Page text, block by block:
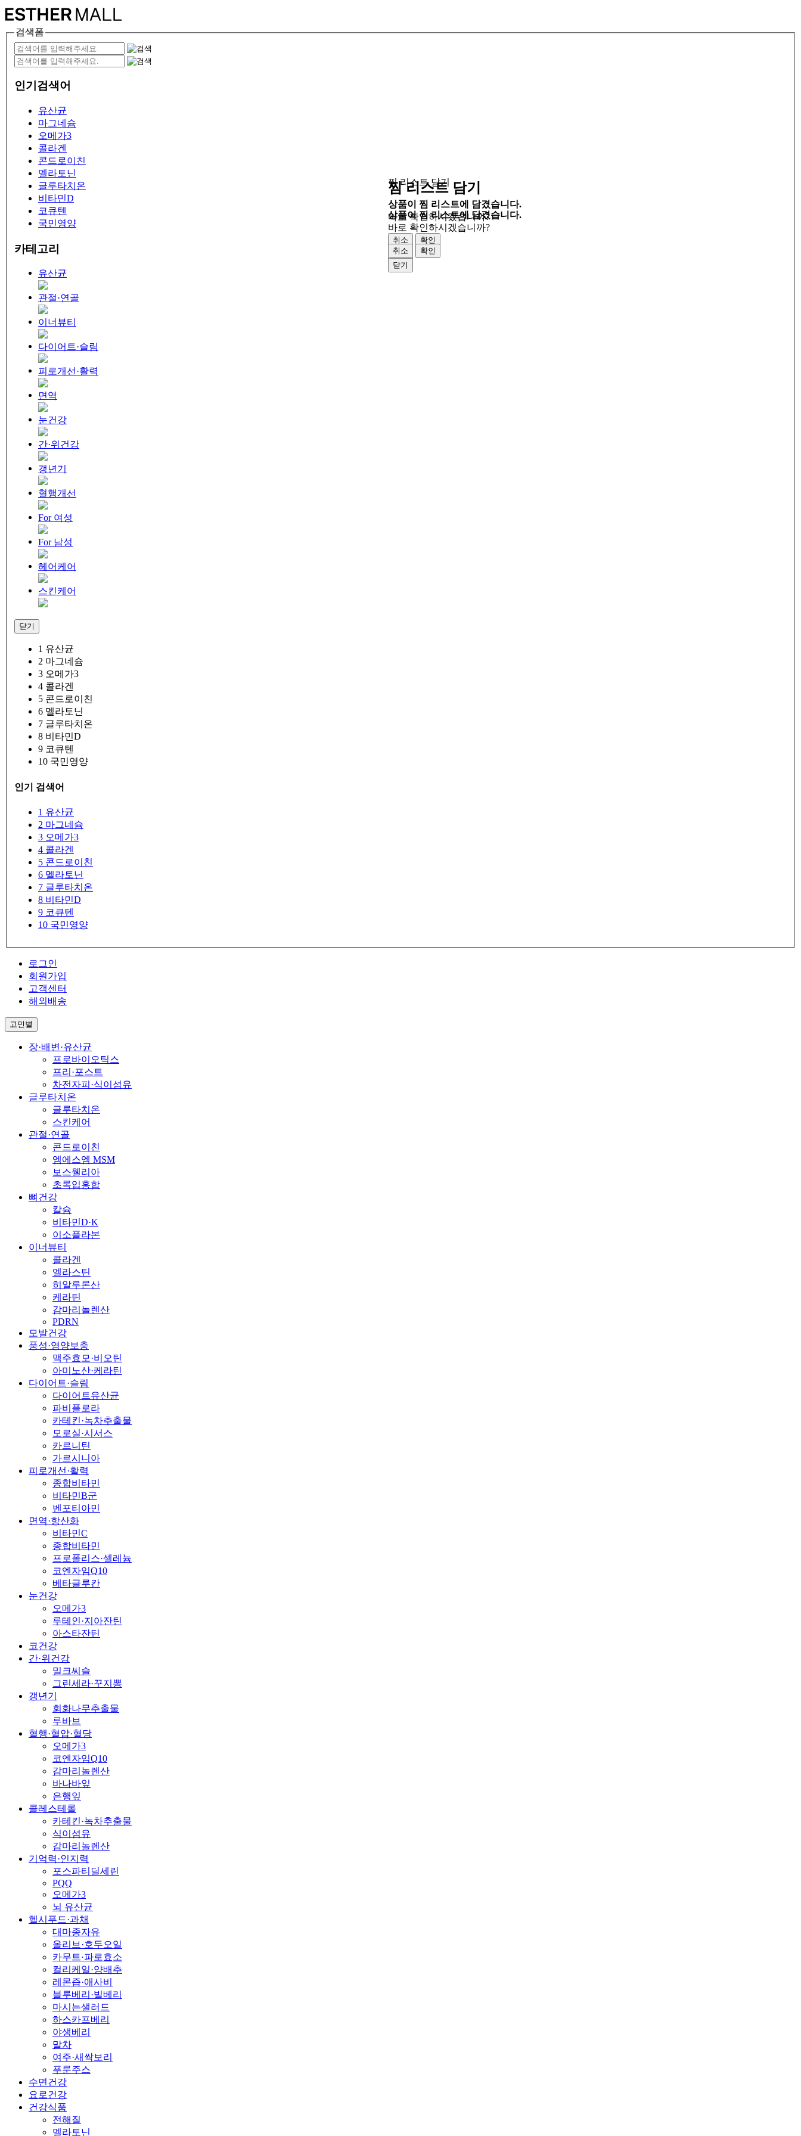
검색폼
인기검색어
유산균
마그네슘
오메가3
콜라겐
콘드로이친
멜라토닌
글루타치온
비타민D
코큐텐
국민영양
카테고리
유산균
관절·연골
이너뷰티
다이어트·슬림
피로개선·활력
면역
눈건강
간·위건강
갱년기
혈행개선
For 여성
For 남성
헤어케어
스킨케어
닫기
1 유산균
2 마그네슘
3 오메가3
4 콜라겐
5 콘드로이친
6 멜라토닌
7 글루타치온
8 비타민D
9 코큐텐
10 국민영양
인기 검색어
1 유산균
2 마그네슘
3 오메가3
4 콜라겐
5 콘드로이친
6 멜라토닌
7 글루타치온
8 비타민D
9 코큐텐
10 국민영양
로그인
회원가입
고객센터
해외배송
고민별
장·배변·유산균
프로바이오틱스
프리·포스트
차전자피·식이섬유
글루타치온
글루타치온
스킨케어
관절·연골
콘드로이친
엠에스엠 MSM
보스웰리아
초록입홍합
뼈건강
칼슘
비타민D·K
이소플라본
이너뷰티
콜라겐
엘라스틴
히알루론산
케라틴
감마리놀렌산
PDRN
모발건강
풍성·영양보충
맥주효모·비오틴
아미노산·케라틴
다이어트·슬림
다이어트유산균
파비플로라
카테킨·녹차추출물
모로실·시서스
카르니틴
가르시니아
피로개선·활력
종합비타민
비타민B군
벤포티아민
면역·항산화
비타민C
종합비타민
프로폴리스·셀레늄
코엔자임Q10
베타글루칸
눈건강
오메가3
루테인·지아잔틴
아스타잔틴
코건강
간·위건강
밀크씨슬
그린세라·꾸지뽕
갱년기
회화나무추출물
루바브
혈행·혈압·혈당
오메가3
코엔자임Q10
감마리놀렌산
바나바잎
은행잎
콜레스테롤
카테킨·녹차추출물
식이섬유
감마리놀렌산
기억력·인지력
포스파티딜세린
PQQ
오메가3
뇌 유산균
헬시푸드·과채
대마종자유
올리브·호두오일
카무트·파로효소
컬리케일·양배추
레몬즙·애사비
블루베리·빌베리
마시는샐러드
하스카프베리
야생베리
말차
여주·새싹보리
푸룬주스
수면건강
요로건강
건강식품
전해질
멜라토닌
찜 리스트 담기
상품이 찜 리스트에 담겼습니다.
바로 확인하시겠습니까?
취소
확인
닫기
찜 리스트 담기
상품이 찜 리스트에 담겼습니다.
바로 확인하시겠습니까?
취소
확인
닫기